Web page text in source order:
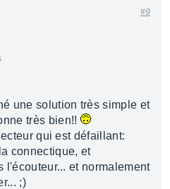
#9
une solution très simple et
très bien!!
qui est défaillant:
connectique, et
l'écouteur... et normalement
;)